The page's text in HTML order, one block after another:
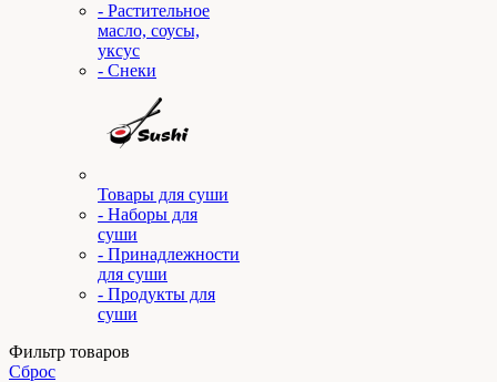
- Растительное
масло, соусы,
уксус
- Снеки
Товары для суши
- Наборы для
суши
- Принадлежности
для суши
- Продукты для
суши
Фильтр товаров
Сброс